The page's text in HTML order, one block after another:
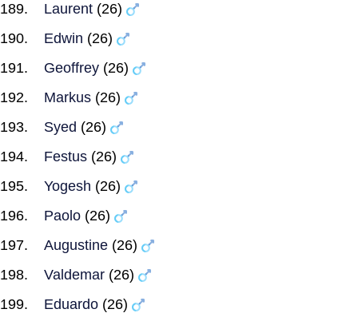
Laurent (26)
Edwin (26)
Geoffrey (26)
Markus (26)
Syed (26)
Festus (26)
Yogesh (26)
Paolo (26)
Augustine (26)
Valdemar (26)
Eduardo (26)